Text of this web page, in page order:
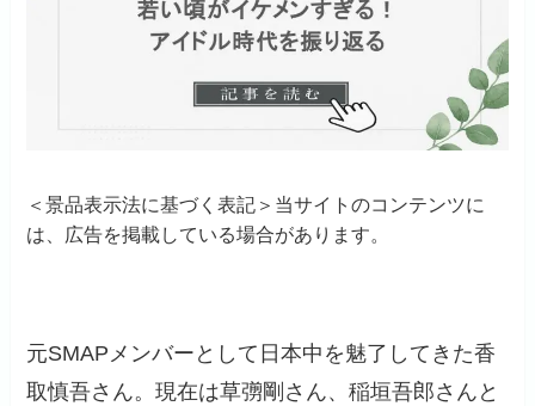
＜景品表示法に基づく表記＞当サイトのコンテンツに
は、広告を掲載している場合があります。
元SMAPメンバーとして日本中を魅了してきた香
取慎吾さん。現在は草彅剛さん、稲垣吾郎さんと